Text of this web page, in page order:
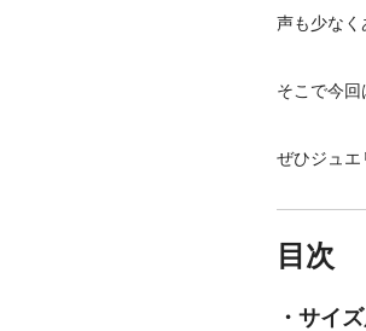
声も少なく
そこで今回
ぜひジュエ
目次
・サイ